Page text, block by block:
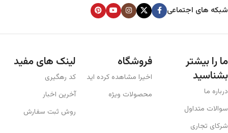
شبکه های اجتماعی
ما را بیشتر
بشناسید
درباره ما
سوالات متداول
شرکای تجاری
فروشگاه
اخیرا مشاهده کرده اید
محصولات ویژه
لینک های مفید
کد رهگیری
آخرین اخبار
روش ثبت سفارش